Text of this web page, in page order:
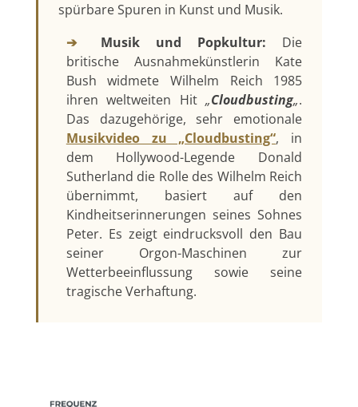
spürbare Spuren in Kunst und Musik.
➔
Musik und Popkultur: Die
britische Ausnahmekünstlerin Kate
Bush widmete Wilhelm Reich 1985
ihren weltweiten Hit„Cloudbusting„.
Das dazugehörige, sehr emotionale
Musikvideo zu „Cloudbusting“, in
dem Hollywood-Legende Donald
Sutherland die Rolle des Wilhelm Reich
übernimmt, basiert auf den
Kindheitserinnerungen seines Sohnes
Peter. Es zeigt eindrucksvoll den Bau
seiner Orgon-Maschinen zur
Wetterbeeinflussung sowie seine
tragische Verhaftung.